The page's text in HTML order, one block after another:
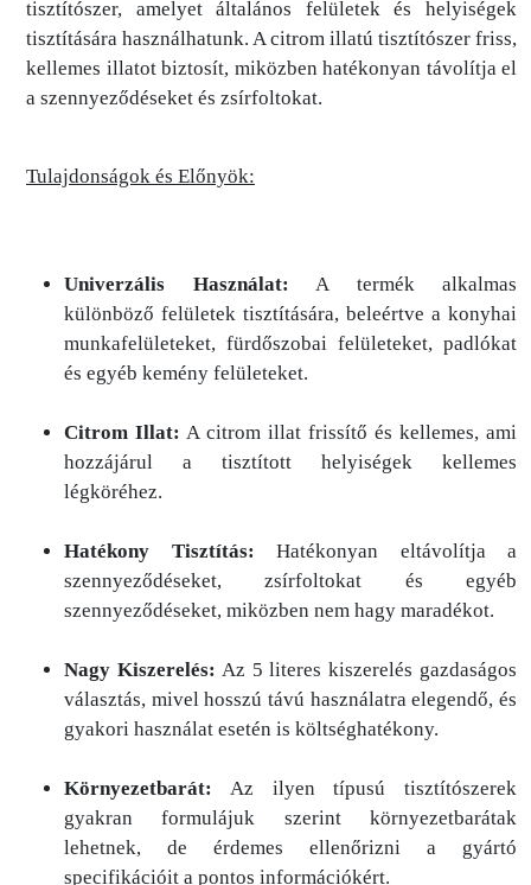
tisztítószer, amelyet általános felületek és helyiségek
tisztítására használhatunk. A citrom illatú tisztítószer friss,
kellemes illatot biztosít, miközben hatékonyan távolítja el
a szennyeződéseket és zsírfoltokat.
Tulajdonságok és Előnyök:
Univerzális Használat: A termék alkalmas
különböző felületek tisztítására, beleértve a konyhai
munkafelületeket, fürdőszobai felületeket, padlókat
és egyéb kemény felületeket.
Citrom Illat: A citrom illat frissítő és kellemes, ami
hozzájárul a tisztított helyiségek kellemes
légköréhez.
Hatékony Tisztítás: Hatékonyan eltávolítja a
szennyeződéseket, zsírfoltokat és egyéb
szennyeződéseket, miközben nem hagy maradékot.
Nagy Kiszerelés: Az 5 literes kiszerelés gazdaságos
választás, mivel hosszú távú használatra elegendő, és
gyakori használat esetén is költséghatékony.
Környezetbarát:
Az ilyen típusú tisztítószerek
gyakran formulájuk szerint környezetbarátak
lehetnek, de érdemes ellenőrizni a gyártó
specifikációit a pontos információkért.